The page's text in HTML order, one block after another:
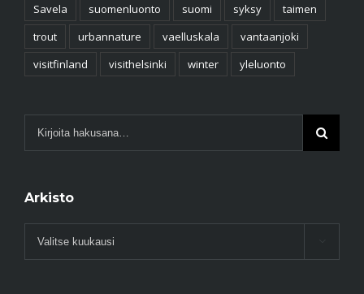
Savela
suomenluonto suomi syksy
taimen
trout
urbannature vaelluskala
vantaanjoki
visitfinland
visithelsinki winter yleluonto
Arkisto
Arkisto